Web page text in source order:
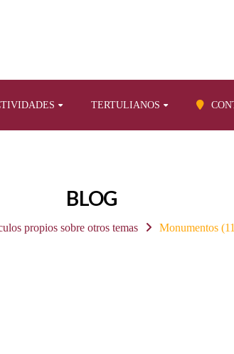
TERTULIANOS
BLOG
propios sobre otros temas Monumentos